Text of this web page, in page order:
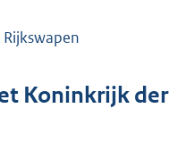
Koninkrijk der